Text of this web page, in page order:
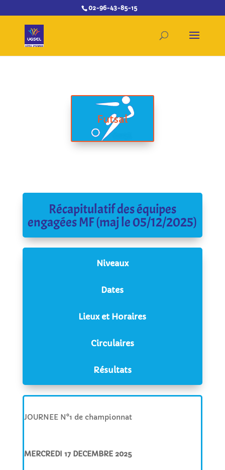
02-96-43-85-15
Futsal
Récapitulatif des équipes
engagées MF (maj le 05/12/2025)
Niveaux
Dates
Lieux et Horaires
Circulaires
Résultats
JOURNEE N°1 de championnat
MERCREDI 17 DECEMBRE 2025